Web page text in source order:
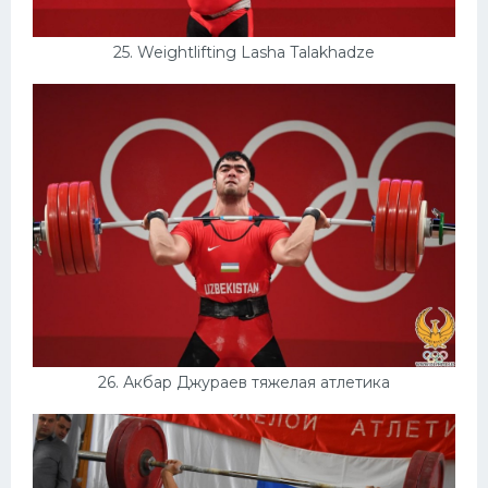
25. Weightlifting Lasha Talakhadze
26. Акбар Джураев тяжелая атлетика